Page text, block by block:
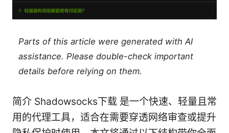
Parts of this article were generated with AI
assistance. Please double-check important
details before relying on them.
简介 Shadowsocks下载 是一个快速、轻量且常
用的代理工具，适合在需要穿透网络审查或提升